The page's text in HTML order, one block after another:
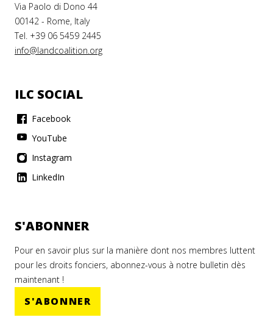
Via Paolo di Dono 44
00142 - Rome, Italy
Tel. +39 06 5459 2445
info@landcoalition.org
ILC SOCIAL
Facebook
YouTube
Instagram
LinkedIn
S'ABONNER
Pour en savoir plus sur la manière dont nos membres luttent
pour les droits fonciers, abonnez-vous à notre bulletin dès
maintenant !
S'ABONNER